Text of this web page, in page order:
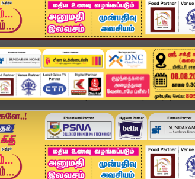
அண்மை தமிழ்நாடு சினிமா அரசியல்
SPEED NEWS TAMIL | 28 APR 2026 | விரைவுச்